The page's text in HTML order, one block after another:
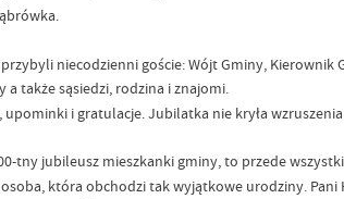
niecodzienni goście: Wójt Gminy, Kierownik
a także sąsiedzi, rodzina i znajomi.
i gratulacje. Jubilatka nie kryła wzruszenia.
tny jubileusz mieszkanki gminy, to przede
która obchodzi tak wyjątkowe urodziny. Pani